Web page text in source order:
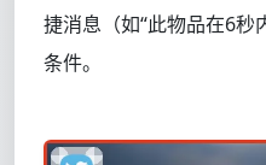
捷消息（如“此物品在6秒
条件。